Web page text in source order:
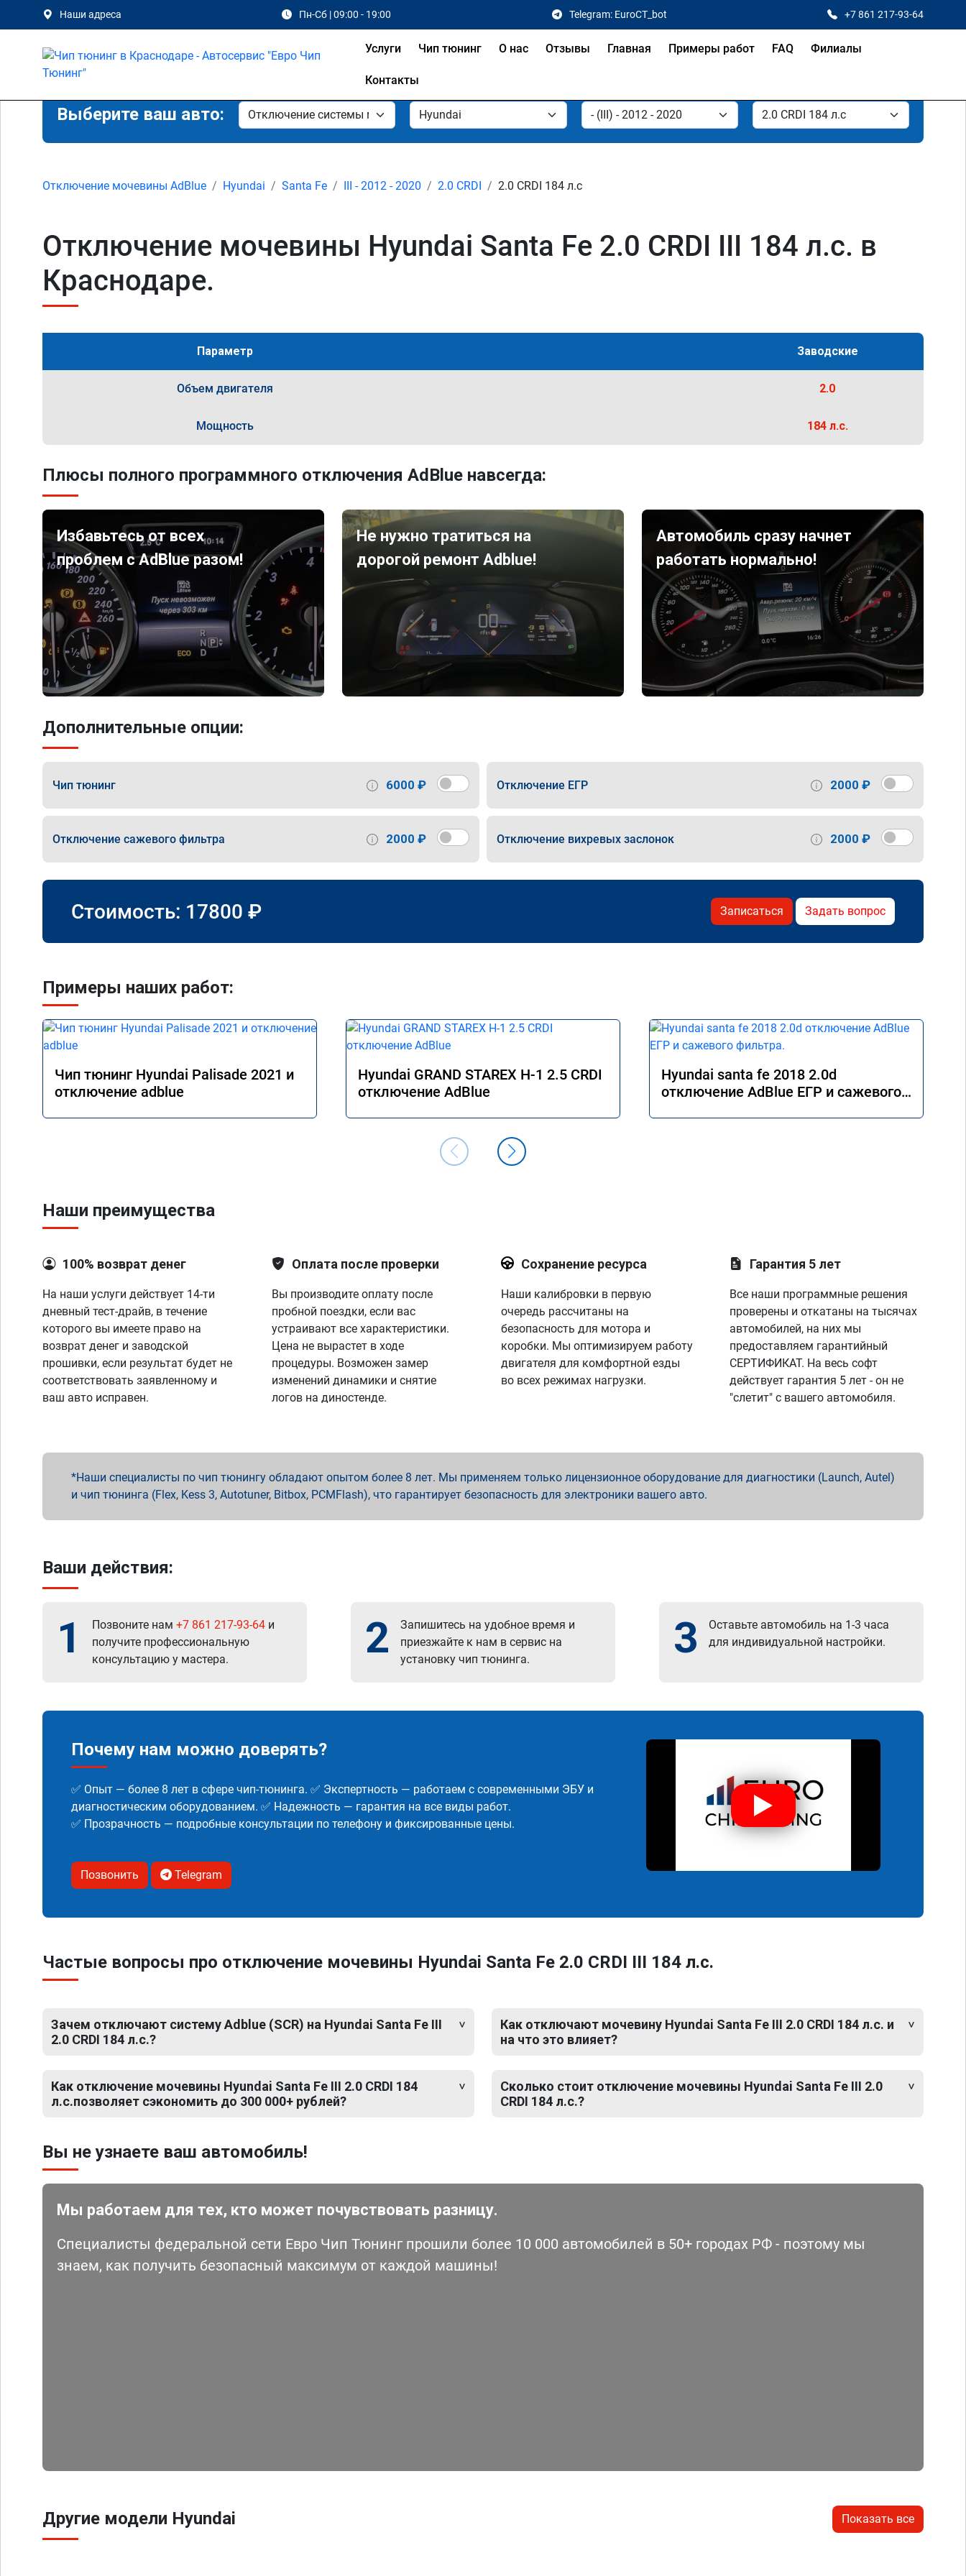
Наши адреса Пн-Сб | 09:00 - 19:00 Telegram: EuroCT_bot +7 861 217-93-64
Услуги Чип тюнинг О нас Отзывы Главная Примеры работ FAQ Филиалы
Контакты
Выберите ваш авто:
Отключение мочевины AdBlue Hyundai Santa Fe III - 2012 - 2020 2.0 CRDI 2.0 CRDI 184 л.с
Отключение мочевины Hyundai Santa Fe 2.0 CRDI III 184 л.с. в
Краснодаре.
Параметр Заводские
Объем двигателя 2.0
Мощность 184 л.с.
Плюсы полного программного отключения AdBlue навсегда:
Избавьтесь от всех
проблем с AdBlue разом!
Не нужно тратиться на
дорогой ремонт Adblue!
Автомобиль сразу начнет
работать нормально!
Дополнительные опции:
Чип тюнинг 6000 ₽ Отключение ЕГР 2000 ₽
Отключение сажевого фильтра 2000 ₽ Отключение вихревых заслонок 2000 ₽
Стоимость: 17800 ₽ Записаться Задать вопрос
Примеры наших работ:
Чип тюнинг Hyundai Palisade 2021 и
отключение adblue
Hyundai GRAND STAREX H-1 2.5 CRDI
отключение AdBlue
Hyundai santa fe 2018 2.0d
отключение AdBlue ЕГР и сажевого
Наши преимущества
100% возврат денег
На наши услуги действует 14-ти
дневный тест-драйв, в течение
которого вы имеете право на
возврат денег и заводской
прошивки, если результат будет не
соответствовать заявленному и
ваш авто исправен.
Оплата после проверки
Вы производите оплату после
пробной поездки, если вас
устраивают все характеристики.
Цена не вырастет в ходе
процедуры. Возможен замер
изменений динамики и снятие
логов на диностенде.
Сохранение ресурса
Наши калибровки в первую
очередь рассчитаны на
безопасность для мотора и
коробки. Мы оптимизируем работу
двигателя для комфортной езды
во всех режимах нагрузки.
Гарантия 5 лет
Все наши программные решения
проверены и откатаны на тысячах
автомобилей, на них мы
предоставляем гарантийный
СЕРТИФИКАТ. На весь софт
действует гарантия 5 лет - он не
"слетит" с вашего автомобиля.
Наши специалисты по чип тюнингу обладают опытом более 8 лет. Мы применяем только лицензионное оборудование для диагностики (Launch, Autel)
и чип тюнинга (Flex, Kess 3, Autotuner, Bitbox, PCMFlash), что гарантирует безопасность для электроники вашего авто.
Ваши действия:
1 Позвоните нам +7 861 217-93-64 и
получите профессиональную
консультацию у мастера.
2
Запишитесь на удобное время и
приезжайте к нам в сервис на
установку чип тюнинга.
3
Оставьте автомобиль на 1-3 часа
для индивидуальной настройки.
Почему нам можно доверять?
✅ Опыт — более 8 лет в сфере чип-тюнинга. ✅ Экспертность — работаем с современными ЭБУ и
диагностическим оборудованием. ✅ Надежность — гарантия на все виды работ.
✅ Прозрачность — подробные консультации по телефону и фиксированные цены.
Позвонить Telegram
Частые вопросы про отключение мочевины Hyundai Santa Fe 2.0 CRDI III 184 л.с.
Зачем отключают систему Adblue (SCR) на Hyundai Santa Fe III
2.0 CRDI 184 л.с.?
Как отключение мочевины Hyundai Santa Fe III 2.0 CRDI 184
л.с.позволяет сэкономить до 300 000+ рублей?
Как отключают мочевину Hyundai Santa Fe III 2.0 CRDI 184 л.с. и
на что это влияет?
Сколько стоит отключение мочевины Hyundai Santa Fe III 2.0
CRDI 184 л.с.?
Вы не узнаете ваш автомобиль!
Мы работаем для тех, кто может почувствовать разницу.
Специалисты федеральной сети Евро Чип Тюнинг прошили более 10 000 автомобилей в 50+ городах РФ - поэтому мы
знаем, как получить безопасный максимум от каждой машины!
Другие модели Hyundai Показать все